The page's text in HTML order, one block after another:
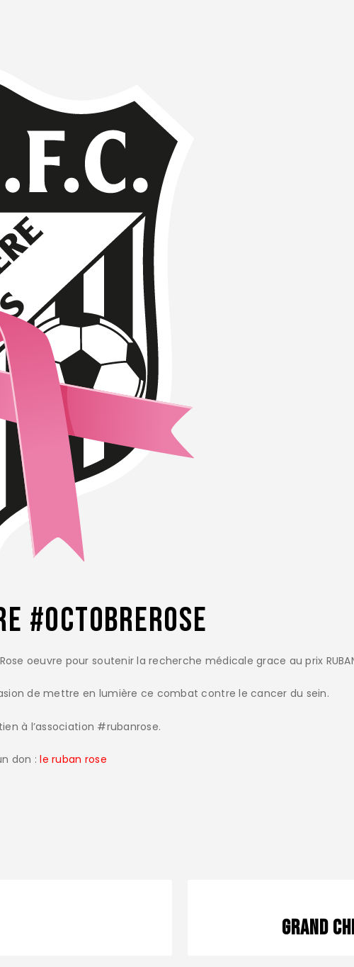
#octobrerose
oeuvre pour soutenir la recherche médicale grace au prix RUBAN
de mettre en lumière ce combat contre le cancer du sein.
à l’association #rubanrose.
don :le ruban rose
grand